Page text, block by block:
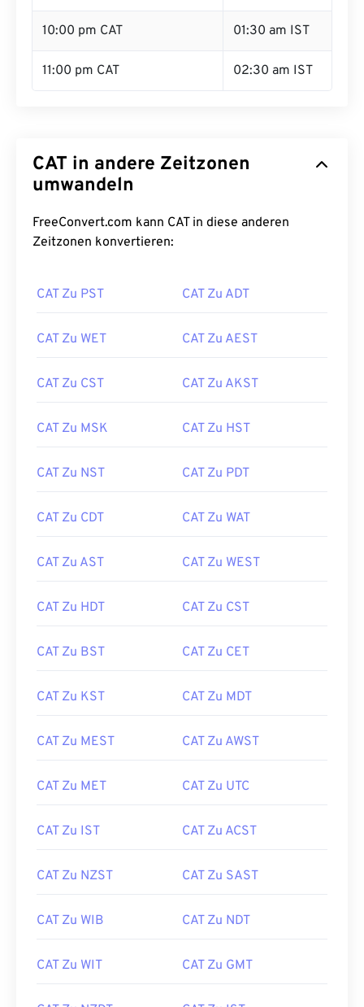
10:00 pm CAT 01:30 am IST
11:00 pm CAT 02:30 am IST
CAT in andere Zeitzonen
umwandeln
FreeConvert.com kann CAT in diese anderen
Zeitzonen konvertieren:
CAT Zu PST CAT Zu ADT
CAT Zu WET CAT Zu AEST
CAT Zu CST CAT Zu AKST
CAT Zu MSK CAT Zu HST
CAT Zu NST CAT Zu PDT
CAT Zu CDT CAT Zu WAT
CAT Zu AST CAT Zu WEST
CAT Zu HDT CAT Zu CST
CAT Zu BST CAT Zu CET
CAT Zu KST CAT Zu MDT
CAT Zu MEST CAT Zu AWST
CAT Zu MET CAT Zu UTC
CAT Zu IST CAT Zu ACST
CAT Zu NZST CAT Zu SAST
CAT Zu WIB CAT Zu NDT
CAT Zu WIT CAT Zu GMT